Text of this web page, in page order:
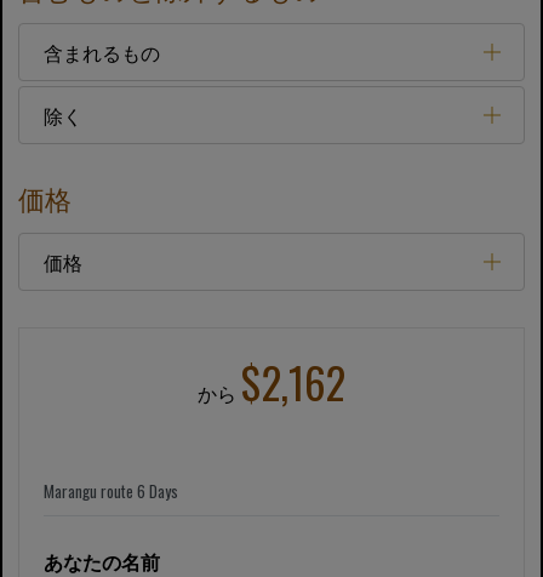
含まれるもの
除く
価格
価格
から $2,162
あなたの名前